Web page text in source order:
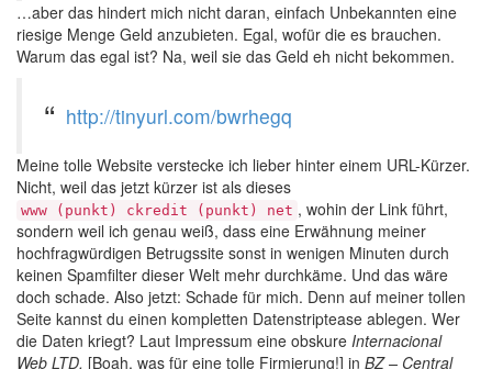
…aber das hindert mich nicht daran, einfach Unbekannten eine
riesige Menge Geld anzubieten. Egal, wofür die es brauchen.
Warum das egal ist? Na, weil sie das Geld eh nicht bekommen.
http://tinyurl.com/bwrhegq
Meine tolle Website verstecke ich lieber hinter einem URL-Kürzer.
Nicht, weil das jetzt kürzer ist als dieses
www (punkt) ckredit (punkt) net , wohin der Link führt,
sondern weil ich genau weiß, dass eine Erwähnung meiner
hochfragwürdigen Betrugssite sonst in wenigen Minuten durch
keinen Spamfilter dieser Welt mehr durchkäme. Und das wäre
doch schade. Also jetzt: Schade für mich. Denn auf meiner tollen
Seite kannst du einen kompletten Datenstriptease ablegen. Wer
die Daten kriegt? Laut Impressum eine obskure Internacional
Web LTD. [Boah, was für eine tolle Firmierung!] in BZ – Central